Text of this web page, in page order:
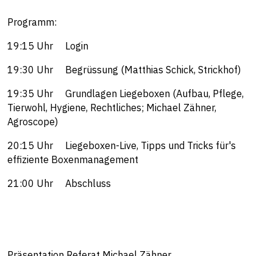
Programm:
19:15 Uhr Login
19:30 Uhr Begrüssung (Matthias Schick, Strickhof)
19:35 Uhr Grundlagen Liegeboxen (Aufbau, Pflege,
Tierwohl, Hygiene, Rechtliches; Michael Zähner,
Agroscope)
20:15 Uhr Liegeboxen-Live, Tipps und Tricks für's
effiziente Boxenmanagement
21:00 Uhr Abschluss